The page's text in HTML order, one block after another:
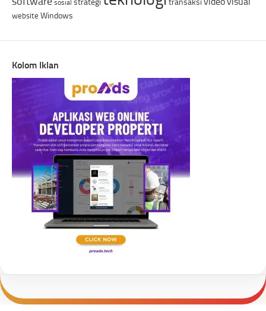
sosial strategi transaksi
website Windows
Kolom Iklan